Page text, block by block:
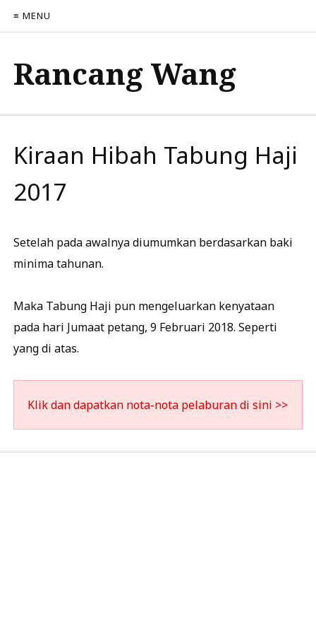
≡ MENU
Rancang Wang
Kiraan Hibah Tabung Haji
2017
Setelah pada awalnya diumumkan berdasarkan baki
minima tahunan.
Maka Tabung Haji pun mengeluarkan kenyataan
pada hari Jumaat petang, 9 Februari 2018. Seperti
yang di atas.
Klik dan dapatkan nota-nota pelaburan di sini >>